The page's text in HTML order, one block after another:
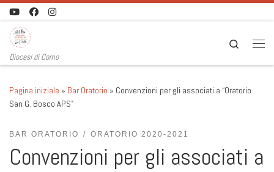
Passa al contenuto
Diocesi di Como
Search
Pagina iniziale » Bar Oratorio » Convenzioni per gli associati a “Oratorio
San G. Bosco APS”
BAR ORATORIO ORATORIO 2020-2021
Convenzioni per gli associati a